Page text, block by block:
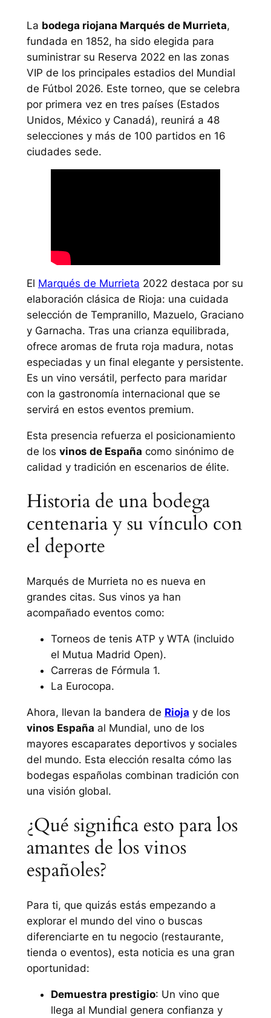
La bodega riojana Marqués de Murrieta,
fundada en 1852, ha sido elegida para
suministrar su Reserva 2022 en las zonas
VIP de los principales estadios del Mundial
de Fútbol 2026. Este torneo, que se celebra
por primera vez en tres países (Estados
Unidos, México y Canadá), reunirá a 48
selecciones y más de 100 partidos en 16
ciudades sede.
El Marqués de Murrieta 2022 destaca por su
elaboración clásica de Rioja: una cuidada
selección de Tempranillo, Mazuelo, Graciano
y Garnacha. Tras una crianza equilibrada,
ofrece aromas de fruta roja madura, notas
especiadas y un final elegante y persistente.
Es un vino versátil, perfecto para maridar
con la gastronomía internacional que se
servirá en estos eventos premium.
Esta presencia refuerza el posicionamiento
de los vinos de España como sinónimo de
calidad y tradición en escenarios de élite.
Historia de una bodega
centenaria y su vínculo con
el deporte
Marqués de Murrieta no es nueva en
grandes citas. Sus vinos ya han
acompañado eventos como:
Torneos de tenis ATP y WTA (incluido
el Mutua Madrid Open).
Carreras de Fórmula 1.
La Eurocopa.
Ahora, llevan la bandera de Rioja y de los
vinos España al Mundial, uno de los
mayores escaparates deportivos y sociales
del mundo. Esta elección resalta cómo las
bodegas españolas combinan tradición con
una visión global.
¿Qué significa esto para los
amantes de los vinos
españoles?
Para ti, que quizás estás empezando a
explorar el mundo del vino o buscas
diferenciarte en tu negocio (restaurante,
tienda o eventos), esta noticia es una gran
oportunidad:
Demuestra prestigio: Un vino que
llega al Mundial genera confianza y